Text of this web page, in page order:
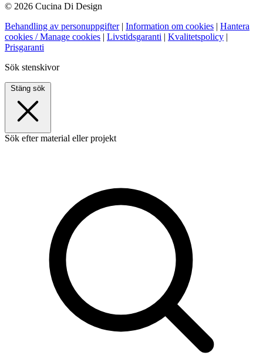
© 2026 Cucina Di Design
Behandling av personuppgifter | Information om cookies | Hantera
cookies / Manage cookies | Livstidsgaranti | Kvalitetspolicy |
Prisgaranti
Sök stenskivor
Stäng sök
Sök efter material eller projekt